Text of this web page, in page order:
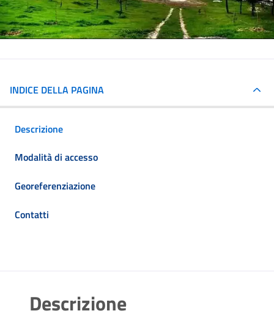
INDICE DELLA PAGINA
Descrizione
Modalità di accesso
Georeferenziazione
Contatti
Descrizione